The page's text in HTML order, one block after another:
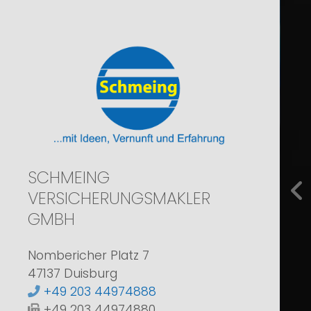
SCHMEING
VERSICHERUNGSMAKLER
GMBH
Nombericher Platz 7
47137 Duisburg
+49 203 44974888